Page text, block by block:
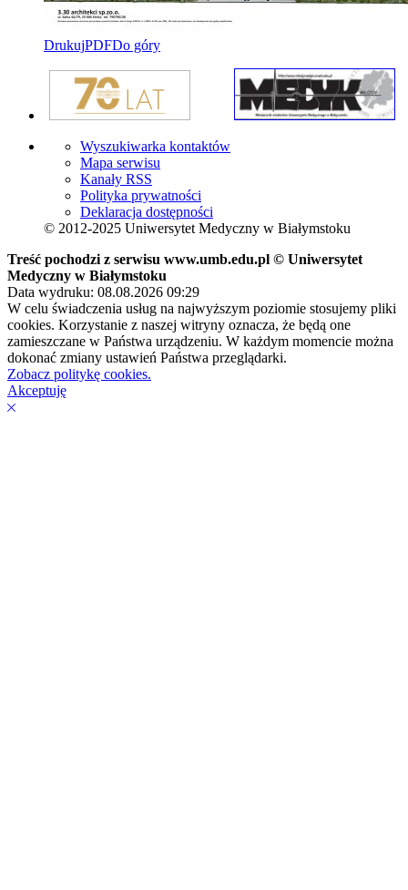
DrukujPDFDo góry
Wyszukiwarka kontaktów
Mapa serwisu
Kanały RSS
Polityka prywatności
Deklaracja dostępności
© 2012-2025 Uniwersytet Medyczny w Białymstoku
Treść pochodzi z serwisu www.umb.edu.pl © Uniwersytet
Medyczny w Białymstoku
Data wydruku: 08.08.2026 09:29
W celu świadczenia usług na najwyższym poziomie stosujemy pliki
cookies. Korzystanie z naszej witryny oznacza, że będą one
zamieszczane w Państwa urządzeniu. W każdym momencie można
dokonać zmiany ustawień Państwa przeglądarki.
Zobacz politykę cookies.
Akceptuję